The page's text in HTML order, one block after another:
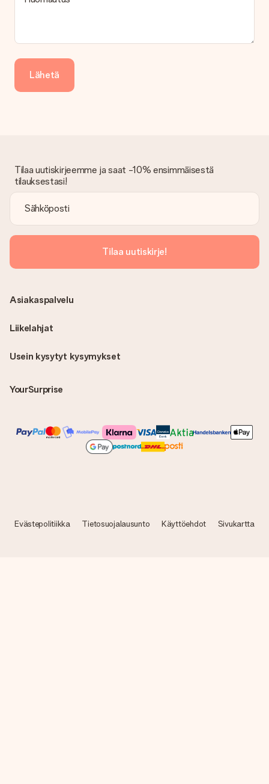
Saapunut lahja
Entä jos lahja ei ole täysin mieleeni?
Olemme syvästi pahoillamme, että lahjasi ei ole sinun mielesi
Tämä tarkoittaa sitä, että lahja toimitetaan suoraan
vastaanottajalle, mikä tekee siitä todellisen yllätyksen!
Lähetä
Tilaa uutiskirjeemme ja saat -10% ensimmäisestä
tilauksestasi!
Tilaa uutiskirje!
Usein kysytyt kysymykset
YourSurprise
Asiakaspalvelu
Liikelahjat
Evästepolitiikka Tietosuojalausunto Käyttöehdot Sivukartta